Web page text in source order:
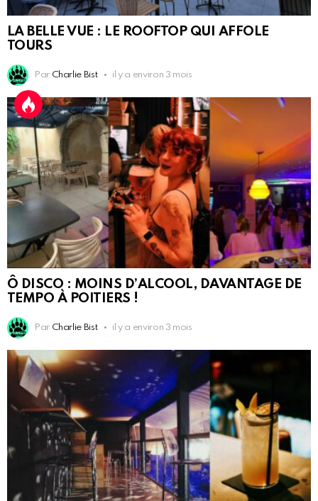
LA BELLE VUE : LE ROOFTOP QUI AFFOLE
TOURS
Par Charlie Bist il y a environ 3 mois
Ô DISCO : MOINS D’ALCOOL, DAVANTAGE DE
TEMPO À POITIERS !
Par Charlie Bist il y a environ 3 mois